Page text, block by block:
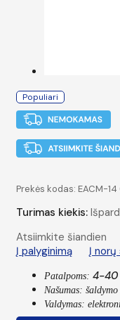
Populiari
Prekės kodas: EACM-
Turimas kiekis:
Atsiimkite šiandien
Į palyginimą
Į norų
Patalpoms: 4-40
Našumas:
Valdymas: